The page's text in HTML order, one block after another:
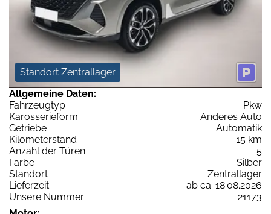
Standort Zentrallager
Allgemeine Daten:
Fahrzeugtyp
Pkw
Karosserieform
Anderes Auto
Getriebe
Automatik
Kilometerstand
15 km
Anzahl der Türen
5
Farbe
Silber
Standort
Zentrallager
Lieferzeit
ab ca. 18.08.2026
Unsere Nummer
21173